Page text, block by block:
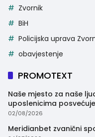
Zvornik
BiH
Policijska uprava
obavjestenje
PROMOTEXT
Naše mjesto za naše
uposlenicima
trenutak
02/08/2026
Meridianbet zvanični